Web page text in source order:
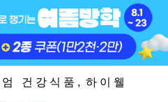
건 강 식 품 , 하 이 웰